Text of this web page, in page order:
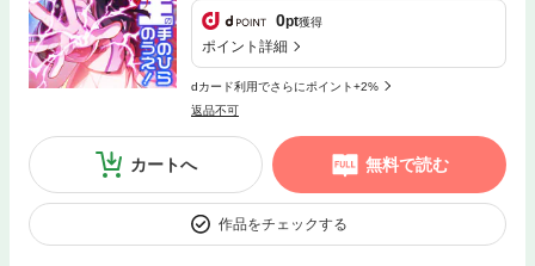
0pt獲得
ポイント詳細
dカード利用でさらにポイント+2%
返品不可
カートへ 無料で読む
作品をチェックする